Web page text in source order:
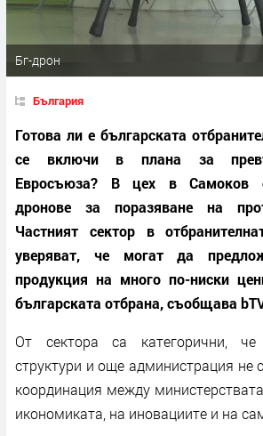
Бг-дрон
България
Готова ли е българската
се включи в плана за
Евросъюза? В цех в Самоков
дронове за поразяване на
Частният сектор в
уверяват, че могат да
продукция на много по-ниски
българската отбрана, съобщава
От сектора са категорични,
структури и още администрация не
координация между
икономиката, на иновациите и на